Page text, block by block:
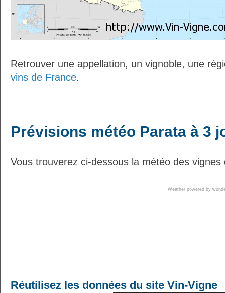
Retrouver une appellation, un vignoble, une
vins de France.
Prévisions météo Parata à 3
Vous trouverez ci-dessous la météo des
Weather powered by
Réutilisez les données du site Vin-Vigne